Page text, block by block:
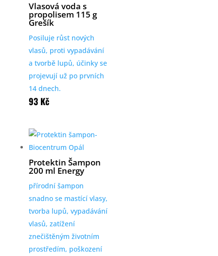
Vlasová voda s
propolisem 115 g
Grešík
Posiluje růst nových
vlasů, proti vypadávání
a tvorbě lupů, účinky se
projevují už po prvních
14 dnech.
93 Kč
Protektin Šampon
200 ml Energy
přírodní šampon
snadno se mastící vlasy,
tvorba lupů, vypadávání
vlasů, zatížení
znečištěným životním
prostředím, poškození